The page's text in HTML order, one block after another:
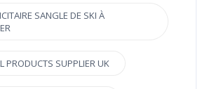
SANGLE DE SKI À
PRODUCTS SUPPLIER UK